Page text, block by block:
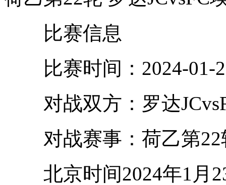
比赛信息
比赛时间：2024-01-
对战双方：罗达
对战赛事：荷乙第22
北京时间2024年1月